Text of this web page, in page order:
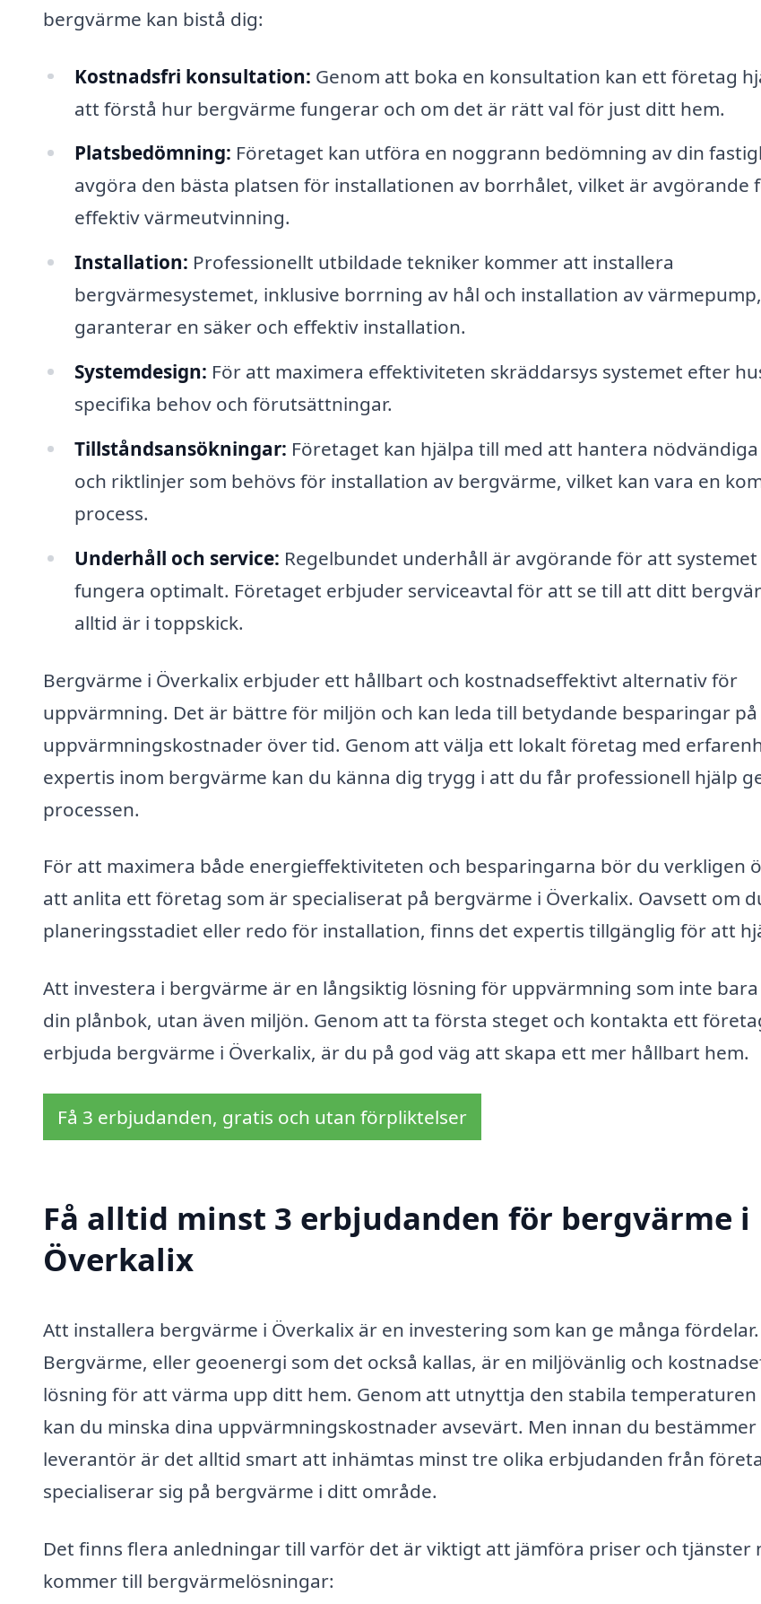
bergvärme kan bistå dig:
Kostnadsfri konsultation: Genom att boka en konsultation kan ett företag
att förstå hur bergvärme fungerar och om det är rätt val för just ditt hem.
Platsbedömning: Företaget kan utföra en noggrann bedömning av din
avgöra den bästa platsen för installationen av borrhålet, vilket är avgörande
effektiv värmeutvinning.
Installation: Professionellt utbildade tekniker kommer att installera
bergvärmesystemet, inklusive borrning av hål och installation av
garanterar en säker och effektiv installation.
Systemdesign: För att maximera effektiviteten skräddarsys systemet efter
specifika behov och förutsättningar.
Tillståndsansökningar: Företaget kan hjälpa till med att hantera
och riktlinjer som behövs för installation av bergvärme, vilket kan vara en
process.
Underhåll och service: Regelbundet underhåll är avgörande för att systemet
fungera optimalt. Företaget erbjuder serviceavtal för att se till att ditt
alltid är i toppskick.
Bergvärme i Överkalix erbjuder ett hållbart och kostnadseffektivt alternativ för
uppvärmning. Det är bättre för miljön och kan leda till betydande besparingar på
uppvärmningskostnader över tid. Genom att välja ett lokalt företag med
expertis inom bergvärme kan du känna dig trygg i att du får professionell hjälp
processen.
För att maximera både energieffektiviteten och besparingarna bör du verkligen
att anlita ett företag som är specialiserat på bergvärme i Överkalix. Oavsett om
planeringsstadiet eller redo för installation, finns det expertis tillgänglig för att
Att investera i bergvärme är en långsiktig lösning för uppvärmning som inte
din plånbok, utan även miljön. Genom att ta första steget och kontakta ett
erbjuda bergvärme i Överkalix, är du på god väg att skapa ett mer hållbart hem.
Få 3 erbjudanden, gratis och utan förpliktelser
Få alltid minst 3 erbjudanden för bergvärme i
Överkalix
Att installera bergvärme i Överkalix är en investering som kan ge många fördelar.
Bergvärme, eller geoenergi som det också kallas, är en miljövänlig och
lösning för att värma upp ditt hem. Genom att utnyttja den stabila temperaturen
kan du minska dina uppvärmningskostnader avsevärt. Men innan du
leverantör är det alltid smart att inhämtas minst tre olika erbjudanden från
specialiserar sig på bergvärme i ditt område.
Det finns flera anledningar till varför det är viktigt att jämföra priser och tjänster
kommer till bergvärmelösningar: